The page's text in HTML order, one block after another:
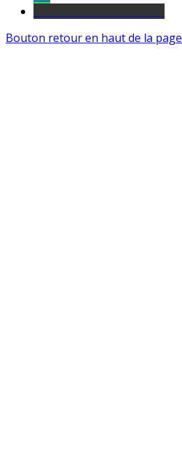
Bouton retour en haut de la page